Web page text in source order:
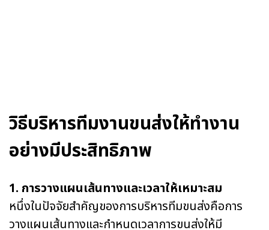
วิธีบริหารทีมงานขนส่งให้ทำงาน
อย่างมีประสิทธิภาพ
1. การวางแผนเส้นทางและเวลาให้เหมาะสม
หนึ่งในปัจจัยสำคัญของการบริหารทีมขนส่งคือการ
วางแผนเส้นทางและกำหนดเวลาการขนส่งให้มี